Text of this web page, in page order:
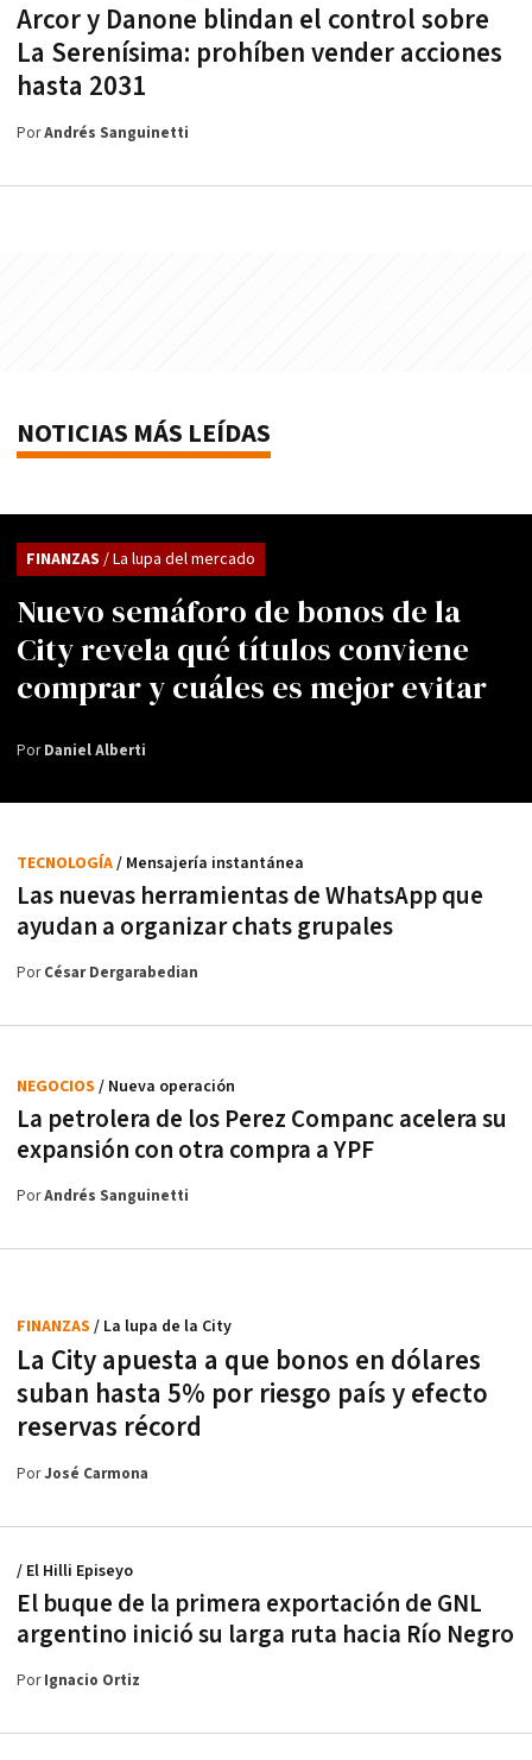
Arcor y Danone blindan el control sobre
La Serenísima: prohíben vender acciones
hasta 2031
PorAndrés Sanguinetti
NOTICIAS MÁS LEÍDAS
Nuevo semáforo de bonos de la
City revela qué títulos conviene
comprar y cuáles es mejor evitar
FINANZAS / La lupa del mercado
PorDaniel Alberti
Las nuevas herramientas de WhatsApp que
ayudan a organizar chats grupales
TECNOLOGÍA/ Mensajería instantánea
PorCésar Dergarabedian
La petrolera de los Perez Companc acelera su
expansión con otra compra a YPF
NEGOCIOS / Nueva operación
PorAndrés Sanguinetti
La City apuesta a que bonos en dólares
suban hasta 5% por riesgo país y efecto
reservas récord
FINANZAS / La lupa de la City
PorJosé Carmona
El buque de la primera exportación de GNL
argentino inició su larga ruta hacia Río Negro
/ El Hilli Episeyo
PorIgnacio Ortiz